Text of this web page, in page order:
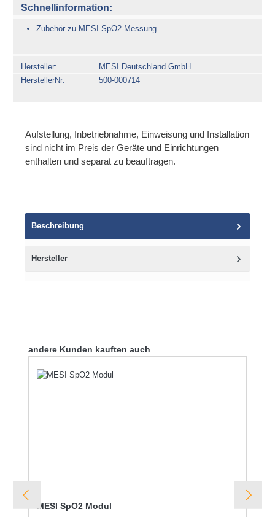
Schnellinformation:
Zubehör zu MESI SpO2-Messung
Hersteller
MESI Deutschland GmbH
HerstellerNr
500-000714
Aufstellung, Inbetriebnahme, Einweisung und Installation
sind nicht im Preis der Geräte und Einrichtungen
enthalten und separat zu beauftragen.
Beschreibung
Hersteller
Produktgalerie überspringen
andere Kunden kauften auch
MESI SpO2 Modul